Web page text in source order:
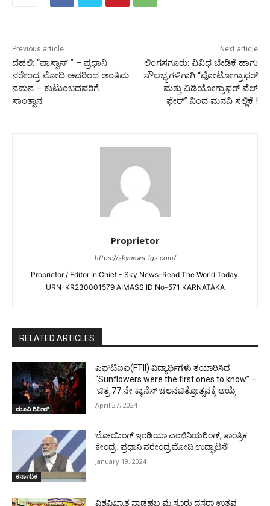
Previous article
ದೆಹಲಿ: “ಪಾಸ್ವಾನ್ ” – ಪ್ರಧಾನಿ
ನರೇಂದ್ರ ಮೋದಿ ಅವರಿಂದ ಅಂತಿಮ
ನಮನ – ಕುಟುಂಬದವರಿಗೆ
ಸಾಂತ್ವಾನ.
Next article
ಲಿಂಗಸಗೂರು: ವಿವಿಧ ಬೇಡಿಕೆ ಹಾಗು
ಸೌಲಭ್ಯಗಳಿಗಾಗಿ “ಫೋಟೋಗ್ರಾಫರ್
ಮತ್ತು ವಿಡಿಯೋಗ್ರಾಫರ್ ವೆಲ್
ಫೇರ್” ನಿಂದ ಮನವಿ ಸಲ್ಲಿಕೆ !
Proprietor
https://skynews-lgs.com/
Proprietor / Editor In Chief - Sky News-Read The World Today.
URN-KR230001579 AIMASS ID No-571 KARNATAKA
RELATED ARTICLES
ಮೂವಿ ರಿವೀವ್
ಎಫ್‌ಟಿಐಐ(FTII) ವಿದ್ಯಾರ್ಥಿಗಳು ತಯಾರಿಸಿದ
“Sunflowers were the first ones to know” –
ಚಿತ್ರ 77 ನೇ ಕ್ಯಾನೆಸ್ ಚಲನಚಿತ್ರೋತ್ಸವಕ್ಕೆ ಆಯ್ಕೆ
April 27, 2024
ಕರ್ನಾಟಕ
ಬೋಯಿಂಗ್ ಇಂಡಿಯಾ ಎಂಜಿನಿಯರಿಂಗ್, ತಾಂತ್ರಿಕ
ಕೇಂದ್ರ ; ಪ್ರಧಾನಿ ನರೇಂದ್ರ ಮೋದಿ ಉದ್ಘಾಟನೆ!
January 19, 2024
ವಿಶ್ವವಿಖ್ಯಾತ ನಾಡಹಬ್ಬ ಮೈಸೂರು ದಸರಾ ಉತ್ಸವ